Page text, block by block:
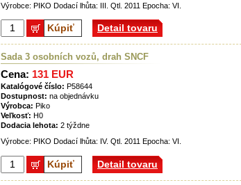
Výrobce: PIKO Dodací lhůta: III. Qtl. 2011 Epocha: VI.
Kúpiť Detail tovaru
Sada 3 osobních vozů, drah SNCF
Cena: 131 EUR
Katalógové číslo: P58644
Dostupnost: na objednávku
Výrobca: Piko
Veľkosť: H0
Dodacia lehota: 2 týždne
Výrobce: PIKO Dodací lhůta: IV. Qtl. 2011 Epocha: VI.
Kúpiť Detail tovaru